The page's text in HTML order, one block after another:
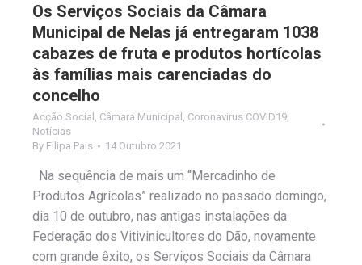
Os Serviços Sociais da Câmara
Municipal de Nelas já entregaram 1038
cabazes de fruta e produtos hortícolas
às famílias mais carenciadas do
concelho
Acção Social Câmara Municipal Coronavirus COVID19
Notícias
By Filipa Pais 14 Outubro 2021
Na sequência de mais um “Mercadinho de
Produtos Agrícolas” realizado no passado domingo,
dia 10 de outubro, nas antigas instalações da
Federação dos Vitivinicultores do Dão, novamente
com grande êxito, os Serviços Sociais da Câmara